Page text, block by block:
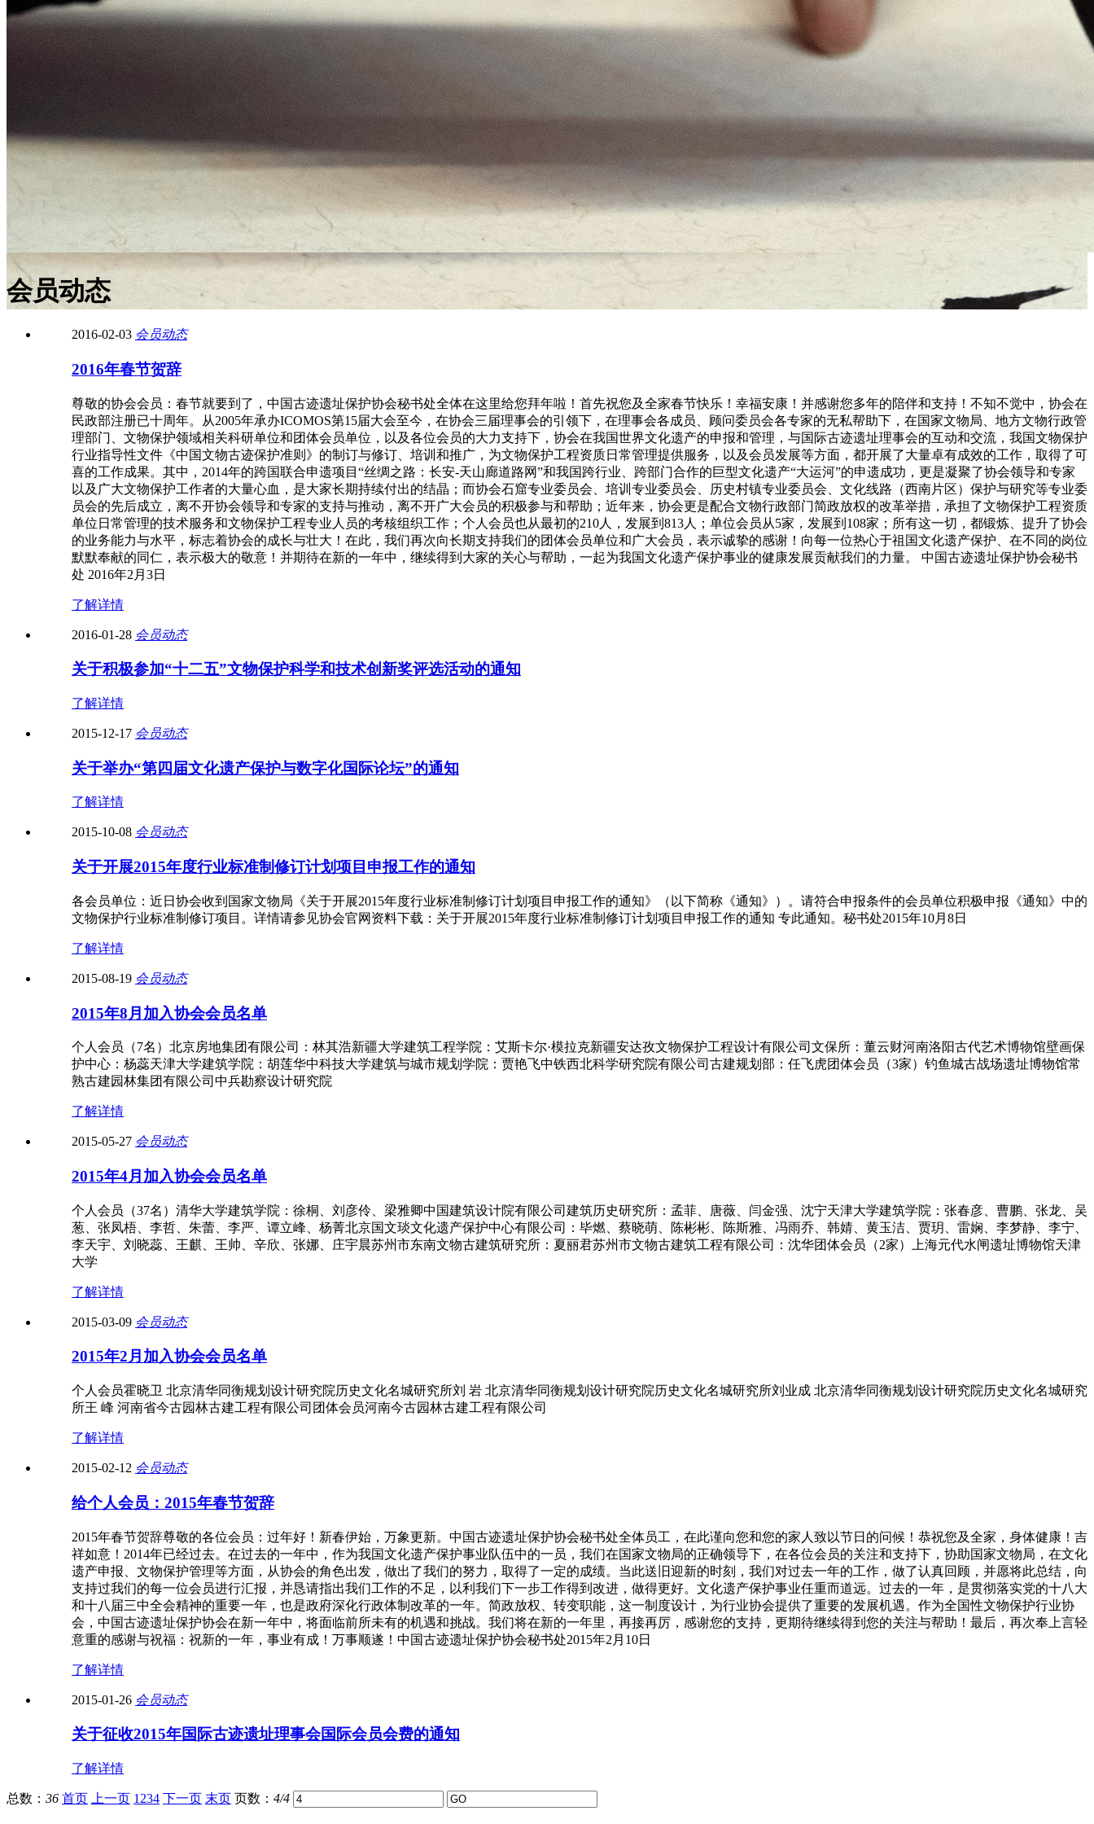
会员动态
2016-02-03 会员动态
2016年春节贺辞
尊敬的协会会员：春节就要到了，中国古迹遗址保护协会秘书处全体在这里给您拜年啦！首先祝您及全家春节快乐！幸福安康！并感谢您多年的陪伴和支持！不知不觉中，协会在
民政部注册已十周年。从2005年承办ICOMOS第15届大会至今，在协会三届理事会的引领下，在理事会各成员、顾问委员会各专家的无私帮助下，在国家文物局、地方文物行政管
理部门、文物保护领域相关科研单位和团体会员单位，以及各位会员的大力支持下，协会在我国世界文化遗产的申报和管理，与国际古迹遗址理事会的互动和交流，我国文物保护
行业指导性文件《中国文物古迹保护准则》的制订与修订、培训和推广，为文物保护工程资质日常管理提供服务，以及会员发展等方面，都开展了大量卓有成效的工作，取得了可
喜的工作成果。其中，2014年的跨国联合申遗项目“丝绸之路：长安-天山廊道路网”和我国跨行业、跨部门合作的巨型文化遗产“大运河”的申遗成功，更是凝聚了协会领导和专家
以及广大文物保护工作者的大量心血，是大家长期持续付出的结晶；而协会石窟专业委员会、培训专业委员会、历史村镇专业委员会、文化线路（西南片区）保护与研究等专业委
员会的先后成立，离不开协会领导和专家的支持与推动，离不开广大会员的积极参与和帮助；近年来，协会更是配合文物行政部门简政放权的改革举措，承担了文物保护工程资质
单位日常管理的技术服务和文物保护工程专业人员的考核组织工作；个人会员也从最初的210人，发展到813人；单位会员从5家，发展到108家；所有这一切，都锻炼、提升了协会
的业务能力与水平，标志着协会的成长与壮大！在此，我们再次向长期支持我们的团体会员单位和广大会员，表示诚挚的感谢！向每一位热心于祖国文化遗产保护、在不同的岗位
默默奉献的同仁，表示极大的敬意！并期待在新的一年中，继续得到大家的关心与帮助，一起为我国文化遗产保护事业的健康发展贡献我们的力量。 中国古迹遗址保护协会秘书
处 2016年2月3日
了解详情
2016-01-28 会员动态
关于积极参加“十二五”文物保护科学和技术创新奖评选活动的通知
了解详情
2015-12-17 会员动态
关于举办“第四届文化遗产保护与数字化国际论坛”的通知
了解详情
2015-10-08 会员动态
关于开展2015年度行业标准制修订计划项目申报工作的通知
各会员单位：近日协会收到国家文物局《关于开展2015年度行业标准制修订计划项目申报工作的通知》（以下简称《通知》）。请符合申报条件的会员单位积极申报《通知》中的
文物保护行业标准制修订项目。详情请参见协会官网资料下载：关于开展2015年度行业标准制修订计划项目申报工作的通知 专此通知。秘书处2015年10月8日
了解详情
2015-08-19 会员动态
2015年8月加入协会会员名单
个人会员（7名）北京房地集团有限公司：林其浩新疆大学建筑工程学院：艾斯卡尔·模拉克新疆安达孜文物保护工程设计有限公司文保所：董云财河南洛阳古代艺术博物馆壁画保
护中心：杨蕊天津大学建筑学院：胡莲华中科技大学建筑与城市规划学院：贾艳飞中铁西北科学研究院有限公司古建规划部：任飞虎团体会员（3家）钓鱼城古战场遗址博物馆常
熟古建园林集团有限公司中兵勘察设计研究院
了解详情
2015-05-27 会员动态
2015年4月加入协会会员名单
个人会员（37名）清华大学建筑学院：徐桐、刘彦伶、梁雅卿中国建筑设计院有限公司建筑历史研究所：孟菲、唐薇、闫金强、沈宁天津大学建筑学院：张春彦、曹鹏、张龙、吴
葱、张凤梧、李哲、朱蕾、李严、谭立峰、杨菁北京国文琰文化遗产保护中心有限公司：毕燃、蔡晓萌、陈彬彬、陈斯雅、冯雨乔、韩婧、黄玉洁、贾玥、雷娴、李梦静、李宁、
李天宇、刘晓蕊、王麒、王帅、辛欣、张娜、庄宇晨苏州市东南文物古建筑研究所：夏丽君苏州市文物古建筑工程有限公司：沈华团体会员（2家）上海元代水闸遗址博物馆天津
大学
了解详情
2015-03-09 会员动态
2015年2月加入协会会员名单
个人会员霍晓卫 北京清华同衡规划设计研究院历史文化名城研究所刘 岩 北京清华同衡规划设计研究院历史文化名城研究所刘业成 北京清华同衡规划设计研究院历史文化名城研究
所王 峰 河南省今古园林古建工程有限公司团体会员河南今古园林古建工程有限公司
了解详情
2015-02-12 会员动态
给个人会员：2015年春节贺辞
2015年春节贺辞尊敬的各位会员：过年好！新春伊始，万象更新。中国古迹遗址保护协会秘书处全体员工，在此谨向您和您的家人致以节日的问候！恭祝您及全家，身体健康！吉
祥如意！2014年已经过去。在过去的一年中，作为我国文化遗产保护事业队伍中的一员，我们在国家文物局的正确领导下，在各位会员的关注和支持下，协助国家文物局，在文化
遗产申报、文物保护管理等方面，从协会的角色出发，做出了我们的努力，取得了一定的成绩。当此送旧迎新的时刻，我们对过去一年的工作，做了认真回顾，并愿将此总结，向
支持过我们的每一位会员进行汇报，并恳请指出我们工作的不足，以利我们下一步工作得到改进，做得更好。文化遗产保护事业任重而道远。过去的一年，是贯彻落实党的十八大
和十八届三中全会精神的重要一年，也是政府深化行政体制改革的一年。简政放权、转变职能，这一制度设计，为行业协会提供了重要的发展机遇。作为全国性文物保护行业协
会，中国古迹遗址保护协会在新一年中，将面临前所未有的机遇和挑战。我们将在新的一年里，再接再厉，感谢您的支持，更期待继续得到您的关注与帮助！最后，再次奉上言轻
意重的感谢与祝福：祝新的一年，事业有成！万事顺遂！中国古迹遗址保护协会秘书处2015年2月10日
了解详情
2015-01-26 会员动态
关于征收2015年国际古迹遗址理事会国际会员会费的通知
了解详情
总数： 36 首页 上一页 1 234 下一页 末页 页数： 4/4